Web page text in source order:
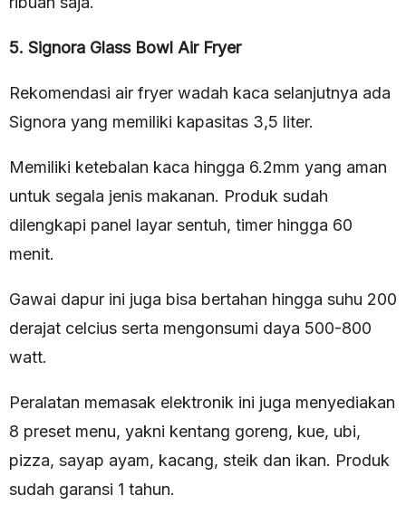
5. Signora Glass Bowl Air Fryer
Rekomendasi air fryer wadah kaca selanjutnya ada
Signora yang memiliki kapasitas 3,5 liter.
Memiliki ketebalan kaca hingga 6.2mm yang aman
untuk segala jenis makanan. Produk sudah
dilengkapi panel layar sentuh, timer hingga 60
menit.
Gawai dapur ini juga bisa bertahan hingga suhu 200
derajat celcius serta mengonsumi daya 500-800
watt.
Peralatan memasak elektronik ini juga menyediakan
8 preset menu, yakni kentang goreng, kue, ubi,
pizza, sayap ayam, kacang, steik dan ikan. Produk
sudah garansi 1 tahun.